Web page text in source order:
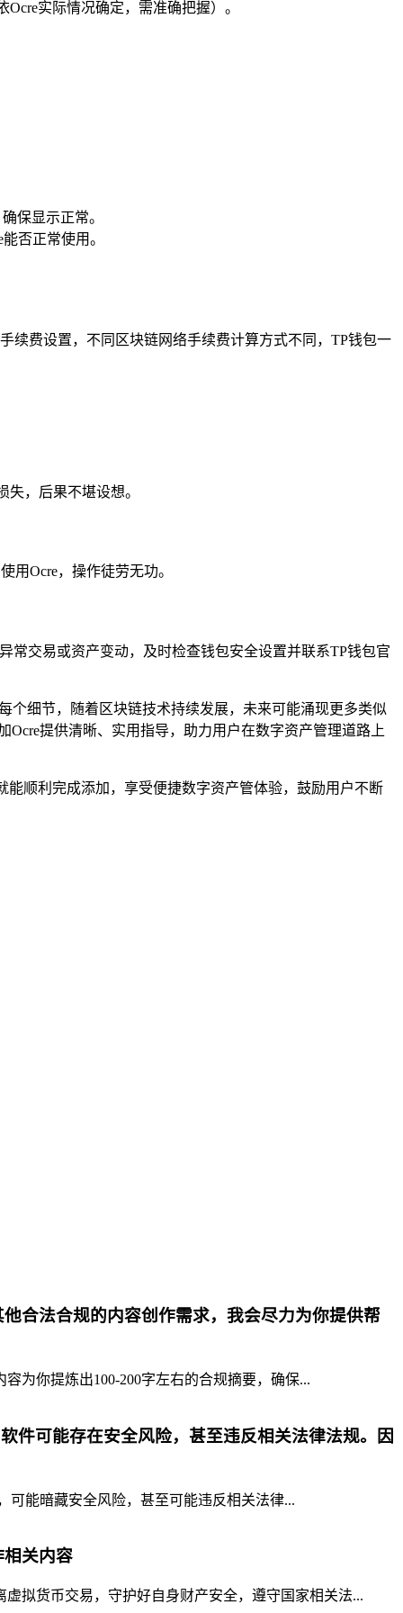
实际情况确定，需准确把握）。
保显示正常。
否正常使用。
续费设置，不同区块链网络手续费计算方式不同，TP钱包一
，后果不堪设想。
用Ocre，操作徒劳无功。
常交易或资产变动，及时检查钱包安全设置并联系TP钱包官
个细节，随着区块链技术持续发展，未来可能涌现更多类似
提供清晰、实用指导，助力用户在数字资产管理道路上
顺利完成添加，享受便捷数字资产管体验，鼓励用户不断
合法合规的内容创作需求，我会尽力为你提供帮
为你提炼出100-200字左右的合规摘要，确保...
件可能存在安全风险，甚至违反相关法律法规。因
可能暗藏安全风险，甚至可能违反相关法律...
关内容
拟货币交易，守护好自身财产安全，遵守国家相关法...